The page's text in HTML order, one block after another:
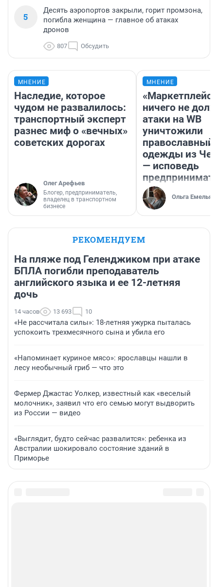
5
Десять аэропортов закрыли, горит промзона,
погибла женщина — главное об атаках
дронов
807 Обсудить
МНЕНИЕ
Наследие, которое
чудом не развалилось:
транспортный эксперт
разнес миф о «вечных»
советских дорогах
Олег Арефьев
Блогер, предприниматель,
владелец в транспортном
бизнесе
МНЕНИЕ
«Маркетплейс
ничего не
атаки на WB
уничтожили
православный
одежды из
— исповедь
Ольга
РЕКОМЕНДУЕМ
На пляже под Геленджиком при атаке
БПЛА погибли преподаватель
английского языка и ее 12-летняя
дочь
14 часов 13 693 10
«Не рассчитала силы»: 18-летняя ужурка пыталась
успокоить трехмесячного сына и убила его
«Напоминает куриное мясо»: ярославцы нашли в
лесу необычный гриб — что это
Фермер Джастас Уолкер, известный как «веселый
молочник», заявил что его семью могут выдворить
из России — видео
«Выглядит, будто сейчас развалится»: ребенка из
Австралии шокировало состояние зданий в
Приморье